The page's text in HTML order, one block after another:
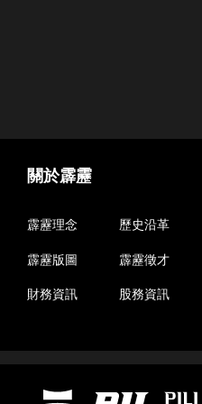
關於霹靂
霹靂理念 歷史沿革
霹靂版圖 霹靂徵才
財務資訊 股務資訊
霹靂國際多媒體股份有限公司